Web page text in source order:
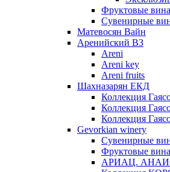
Фруктовые вина
Cувенирные
Матевосян Вайн
Аренийский ВЗ
Areni
Areni key
Areni fruits
Шахназарян ЕКД
Коллекция
Коллекция
Коллекция
Gevorkian winery
Сувенирные
Фруктовые вина
АРИАЦ.